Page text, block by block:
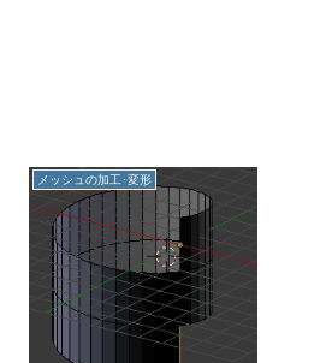
メッシュの加工･変形